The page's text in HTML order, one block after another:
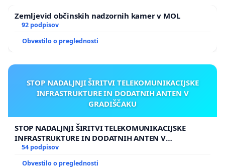
Zemljevid občinskih nadzornih kamer v MOL
92 podpisov
Obvestilo o preglednosti
STOP NADALJNJI ŠIRITVI TELEKOMUNIKACIJSKE
INFRASTRUKTURE IN DODATNIH ANTEN V
GRADIŠČAKU
STOP NADALJNJI ŠIRITVI TELEKOMUNIKACIJSKE
INFRASTRUKTURE IN DODATNIH ANTEN V
GRADIŠČAKU
54 podpisov
Obvestilo o preglednosti